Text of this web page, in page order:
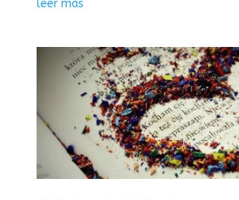
leer más